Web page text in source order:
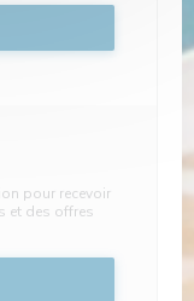
pour recevoir
et des offres